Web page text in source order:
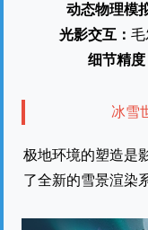
动态物理模
光影交互：
细节精度
冰雪
极地环境的塑造是
了全新的雪景渲染